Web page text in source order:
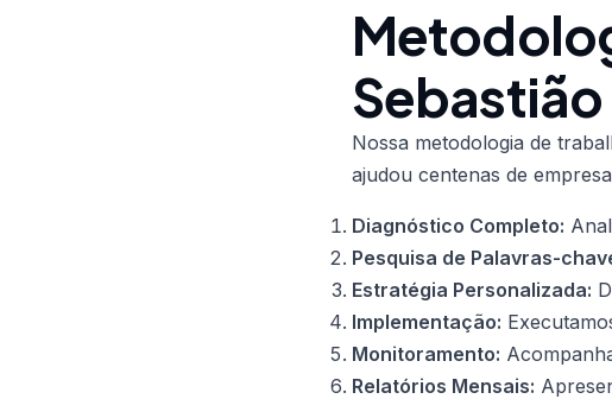
Nossa metodologia de
ajudou centenas de
Diagnóstico Completo:
Pesquisa de Palavras-
Estratégia Personalizada:
Implementação:
Monitoramento:
Relatórios Mensais: